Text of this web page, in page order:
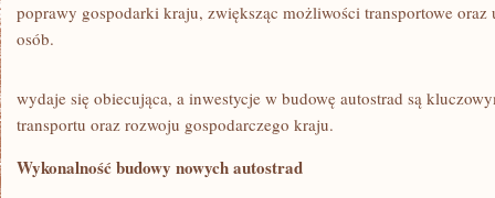
poprawy gospodarki kraju, zwiększąc możliwości transportowe​ oraz​
osób.
wydaje się obiecująca,⁣ a inwestycje⁤ w⁢ budowę autostrad są
transportu oraz rozwoju gospodarczego⁤ kraju.
Wykonalność budowy ‍nowych ⁣autostrad